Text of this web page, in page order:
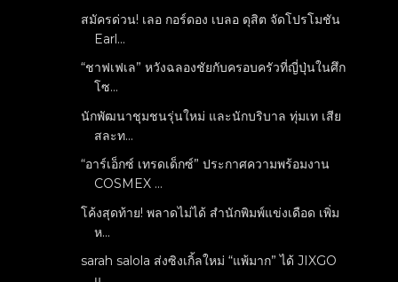
สมัครด่วน! เลอ กอร์ดอง เบลอ ดุสิต จัดโปรโมชัน
Earl...
“ชาฟเฟเล” หวังฉลองชัยกับครอบครัวที่ญี่ปุ่นในศึก
โซ...
นักพัฒนาชุมชนรุ่นใหม่ และนักบริบาล ทุ่มเท เสีย
สละท...
“อาร์เอ็กซ์ เทรดเด็กซ์” ประกาศความพร้อมงาน
COSMEX ...
โค้งสุดท้าย! พลาดไม่ได้ สำนักพิมพ์แข่งเดือด เพิ่ม
ห...
sarah salola ส่งซิงเกิ้ลใหม่ “แพ้มาก” ได้ JIXGO